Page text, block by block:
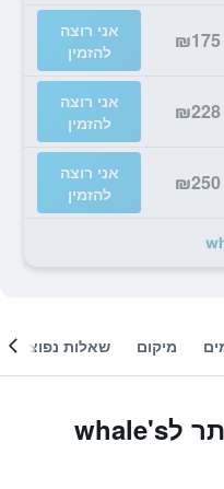
₪175
אני רוצה
להזמין
₪228
אני רוצה
להזמין
₪250
אני רוצה
להזמין
מיקום שאלות נפוצות
המבצעים הטובים ביותר לwhale's